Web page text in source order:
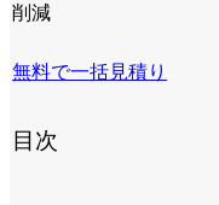
削減
無料で一括見積り
目次